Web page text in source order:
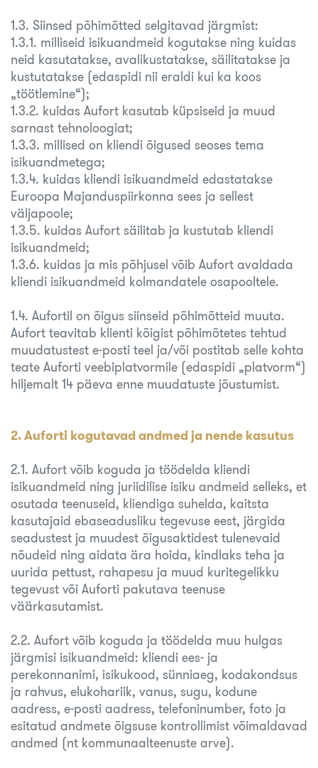
1.3. Siinsed põhimõtted selgitavad järgmist:
1.3.1. milliseid isikuandmeid kogutakse ning kuidas
neid kasutatakse, avalikustatakse, säilitatakse ja
kustutatakse (edaspidi nii eraldi kui ka koos
„töötlemine“);
1.3.2. kuidas Aufort kasutab küpsiseid ja muud
sarnast tehnoloogiat;
1.3.3. millised on kliendi õigused seoses tema
isikuandmetega;
1.3.4. kuidas kliendi isikuandmeid edastatakse
Euroopa Majanduspiirkonna sees ja sellest
väljapoole;
1.3.5. kuidas Aufort säilitab ja kustutab kliendi
isikuandmeid;
1.3.6. kuidas ja mis põhjusel võib Aufort avaldada
kliendi isikuandmeid kolmandatele osapooltele.
1.4. Aufortil on õigus siinseid põhimõtteid muuta.
Aufort teavitab klienti kõigist põhimõtetes tehtud
muudatustest e-posti teel ja/või postitab selle kohta
teate Auforti veebiplatvormile (edaspidi „platvorm“)
hiljemalt 14 päeva enne muudatuste jõustumist.
2. Auforti kogutavad andmed ja nende kasutus
2.1. Aufort võib koguda ja töödelda kliendi
isikuandmeid ning juriidilise isiku andmeid selleks, et
osutada teenuseid, kliendiga suhelda, kaitsta
kasutajaid ebaseadusliku tegevuse eest, järgida
seadustest ja muudest õigusaktidest tulenevaid
nõudeid ning aidata ära hoida, kindlaks teha ja
uurida pettust, rahapesu ja muud kuritegelikku
tegevust või Auforti pakutava teenuse
väärkasutamist.
2.2. Aufort võib koguda ja töödelda muu hulgas
järgmisi isikuandmeid: kliendi ees- ja
perekonnanimi, isikukood, sünniaeg, kodakondsus
ja rahvus, elukohariik, vanus, sugu, kodune
aadress, e-posti aadress, telefoninumber, foto ja
esitatud andmete õigsuse kontrollimist võimaldavad
andmed (nt kommunaalteenuste arve).